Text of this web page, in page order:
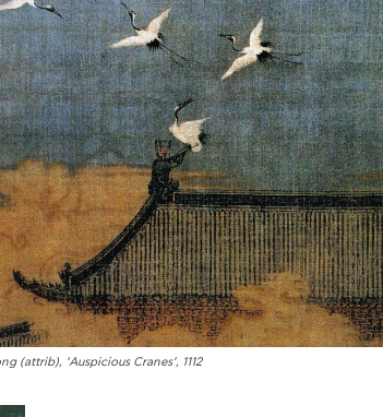
(attrib), ‘Auspicious Cranes’, 1112